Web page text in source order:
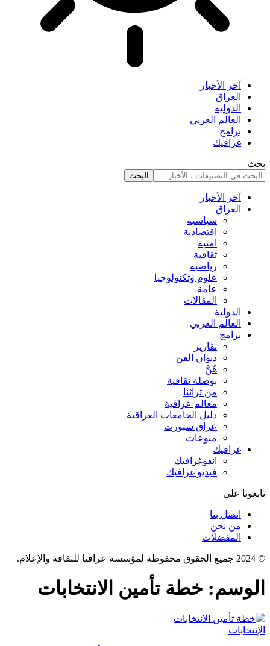
آخر الأخبار
العراق
الدولية
العالم العربي
برامج
غرافيك
بحث
آخر الأخبار
العراق
سياسية
اقتصادية
امنية
ثقافية
رياضية
علوم وتكنولوجيا
عامة
المقالات
الدولية
العالم العربي
برامج
تقارير
ديوان الفن
هُنَّ
بوصلة ثقافية
من تراثنا
معالم عراقية
دليل الجامعات العراقية
عراق سبورت
منوعات
غرافيك
انفوغرافيك
فيديو غرافيك
تابعونا على
اتصل بنا
من نحن
المفضلات
© 2024 جميع الحقوق محفوظة لمؤسسة عراقنا للثقافة والإعلام.
الوسم: خطة تأمين الانتخابات
الإنتخابات